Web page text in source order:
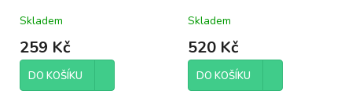
velká plemena
Skladem
259 Kč
DO KOŠÍKU
Skladem
520 Kč
DO KOŠÍKU